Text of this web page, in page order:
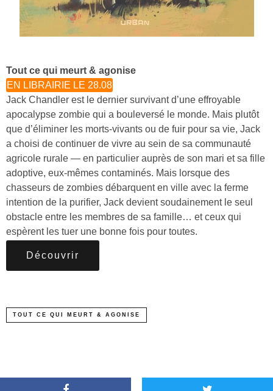
Tout ce qui meurt & agonise
EN LIBRAIRIE LE 28.08
Jack Chandler est le dernier survivant d’une effroyable
apocalypse zombie qui a bouleversé le monde. Mais plutôt
que d’éliminer les morts-vivants ou de fuir pour sa vie, Jack
a choisi de continuer de vivre au sein de sa communauté
agricole rurale — en particulier auprès de son mari et sa fille
adoptive, eux-mêmes contaminés. Mais lorsque des
chasseurs de zombies débarquent en ville avec la ferme
intention de la purifier, Jack devient soudainement le seul
obstacle entre les membres de sa famille… et ceux qui
espèrent les tuer une bonne fois pour toutes.
Découvrir
TOUT CE QUI MEURT & AGONISE